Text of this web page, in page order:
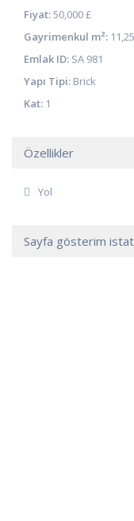
Fiyat:50,000 £
Gayrimenkul m²:
Emlak ID: SA 981
Yapı Tipi: Brick
Kat: 1
Özellikler
Yol
Sayfa gösterim